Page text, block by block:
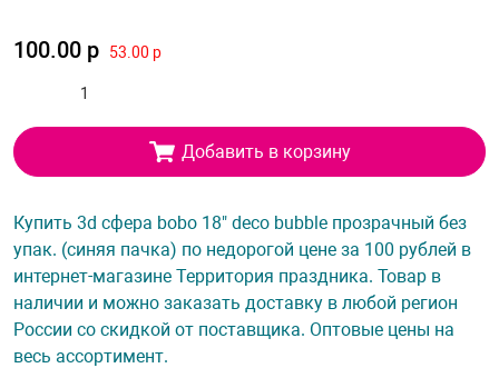
100.00 р 53.00 р
Добавить в корзину
Купить 3d сфера bobo 18" deco bubble прозрачный без
упак. (синяя пачка) по недорогой цене за 100 рублей в
интернет-магазине Территория праздника. Товар в
наличии и можно заказать доставку в любой регион
России со скидкой от поставщика. Оптовые цены на
весь ассортимент.